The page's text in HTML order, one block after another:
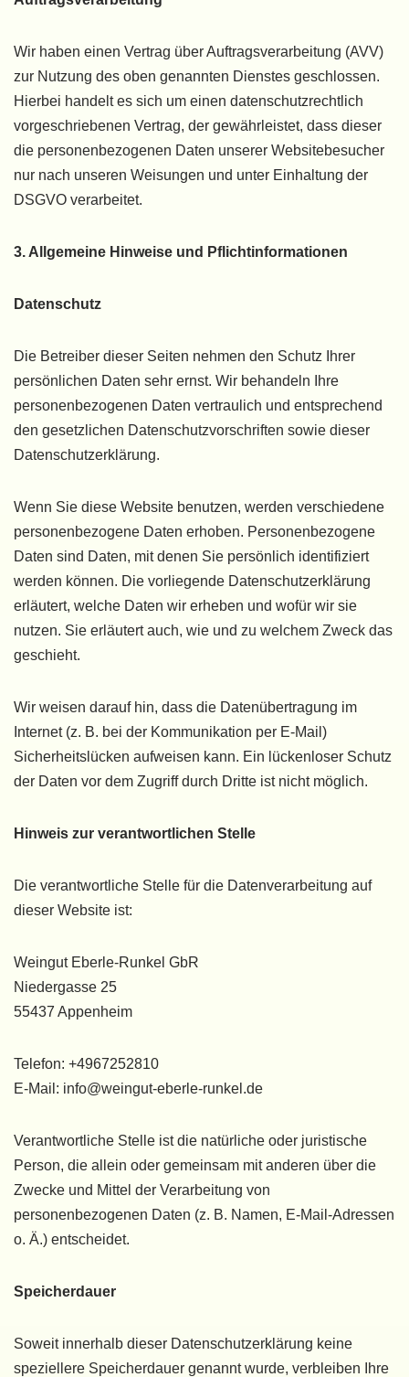
Wir haben einen Vertrag über Auftragsverarbeitung (AVV)
zur Nutzung des oben genannten Dienstes geschlossen.
Hierbei handelt es sich um einen datenschutzrechtlich
vorgeschriebenen Vertrag, der gewährleistet, dass dieser
die personenbezogenen Daten unserer Websitebesucher
nur nach unseren Weisungen und unter Einhaltung der
DSGVO verarbeitet.
3. Allgemeine Hinweise und Pflicht­informationen
Datenschutz
Die Betreiber dieser Seiten nehmen den Schutz Ihrer
persönlichen Daten sehr ernst. Wir behandeln Ihre
personenbezogenen Daten vertraulich und entsprechend
den gesetzlichen Datenschutzvorschriften sowie dieser
Datenschutzerklärung.
Wenn Sie diese Website benutzen, werden verschiedene
personenbezogene Daten erhoben. Personenbezogene
Daten sind Daten, mit denen Sie persönlich identifiziert
werden können. Die vorliegende Datenschutzerklärung
erläutert, welche Daten wir erheben und wofür wir sie
nutzen. Sie erläutert auch, wie und zu welchem Zweck das
geschieht.
Wir weisen darauf hin, dass die Datenübertragung im
Internet (z. B. bei der Kommunikation per E-Mail)
Sicherheitslücken aufweisen kann. Ein lückenloser Schutz
der Daten vor dem Zugriff durch Dritte ist nicht möglich.
Hinweis zur verantwortlichen Stelle
Die verantwortliche Stelle für die Datenverarbeitung auf
dieser Website ist:
Weingut Eberle-Runkel GbR
Niedergasse 25
55437 Appenheim
Telefon: +4967252810
E-Mail: info@weingut-eberle-runkel.de
Verantwortliche Stelle ist die natürliche oder juristische
Person, die allein oder gemeinsam mit anderen über die
Zwecke und Mittel der Verarbeitung von
personenbezogenen Daten (z. B. Namen, E-Mail-Adressen
o. Ä.) entscheidet.
Speicherdauer
Soweit innerhalb dieser Datenschutzerklärung keine
speziellere Speicherdauer genannt wurde, verbleiben Ihre